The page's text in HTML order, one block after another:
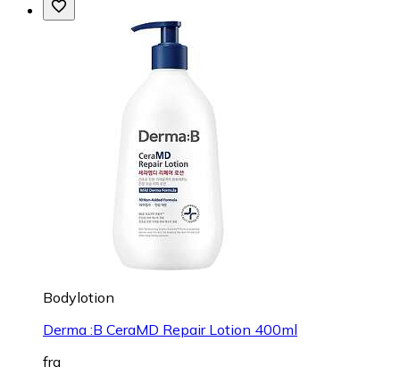
Bodylotion
Derma :B CeraMD Repair Lotion 400ml
fra